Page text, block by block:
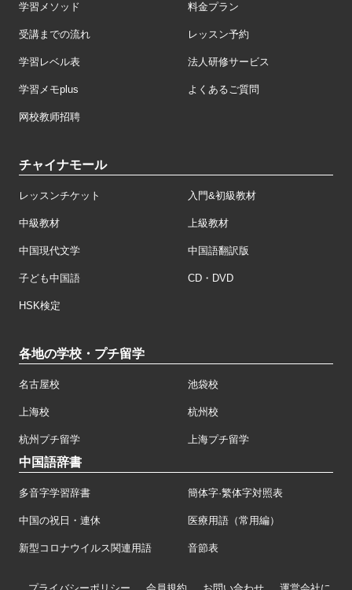
学習メソッド 料金プラン
受講までの流れ レッスン予約
学習レベル表 法人研修サービス
学習メモplus よくあるご質問
网校教师招聘
チャイナモール
レッスンチケット 入門&初級教材
中級教材 上級教材
中国現代文学 中国語翻訳版
子ども中国語 CD・DVD
HSK検定
各地の学校・プチ留学
名古屋校 池袋校
上海校 杭州校
杭州プチ留学 上海プチ留学
中国語辞書
多音字学習辞書 簡体字·繁体字対照表
中国の祝日・連休 医療用語（常用編）
新型コロナウイルス関連用語 音節表